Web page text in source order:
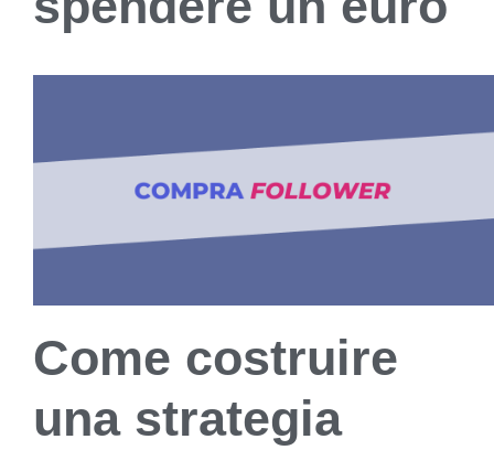
Come costruire
una strategia